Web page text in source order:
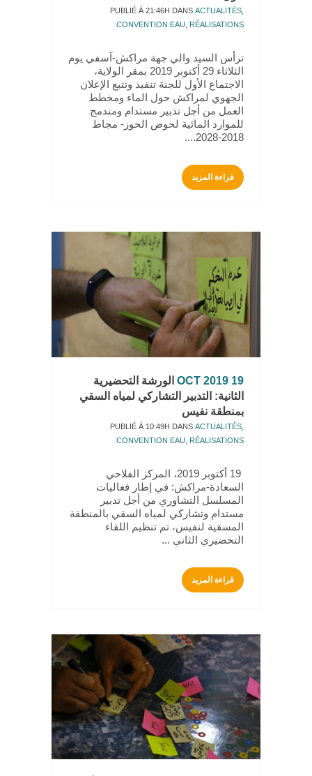
PUBLIÉ À 21:46H DANS ACTUALITÉS,
CONVENTION EAU, RÉALISATIONS
ترأس السيد والي جهة مراكش-آسفي يوم
الثلاثاء 29 أكتوبر 2019 بمقر الولاية،
الاجتماع الأول للجنة تنفيذ وتتبع الإعلان
الجهوي لمراكش حول الماء ومخطط
العمل من أجل تدبير مستدام ومندمج
للموارد المائية لحوض الحوز- مجاط
2018-2028....
قراءة المزيد
19 OCT 2019
الورشة التحضيرية
الثانية: التدبير التشاركي لمياه السقي
بمنطقة نفيس
PUBLIÉ À 10:49H DANS ACTUALITÉS
CONVENTION EAU
RÉALISATIONS
19 أكتوبر 2019، المركز الفلاحي
السعادة-مراكش: في إطار فعاليات
المسلسل التشاوري من أجل تدبير
مستدام وتشاركي لمياه السقي بالمنطقة
المسقية لنفيس، تم تنظيم اللقاء
التحضيري الثاني ...
قراءة المزيد